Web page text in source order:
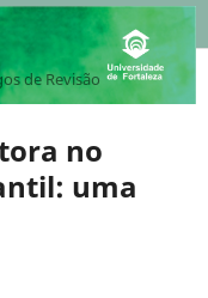
de Revisão
no
uma